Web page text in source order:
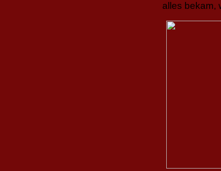
alles bekam,